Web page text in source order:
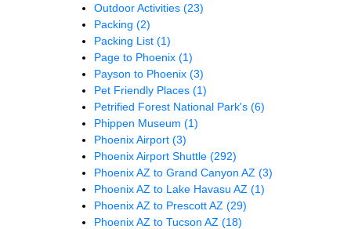
Outdoor Activities (23)
Packing (2)
Packing List (1)
Page to Phoenix (1)
Payson to Phoenix (3)
Pet Friendly Places (1)
Petrified Forest National Park's (6)
Phippen Museum (1)
Phoenix Airport (3)
Phoenix Airport Shuttle (292)
Phoenix AZ to Grand Canyon AZ (3)
Phoenix AZ to Lake Havasu AZ (1)
Phoenix AZ to Prescott AZ (29)
Phoenix AZ to Tucson AZ (18)